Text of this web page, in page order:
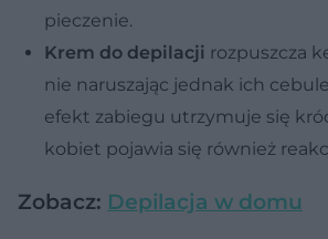
pieczenie.
Krem do depilacji rozpuszcza
nie naruszając jednak ich
efekt zabiegu utrzymuje się
kobiet pojawia się również
Zobacz: Depilacja w domu